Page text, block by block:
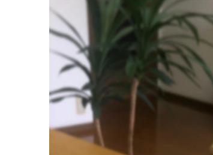
BRAND OFFICIAL INSTAGRAM
DIRECTOR’S INSTAGRAM